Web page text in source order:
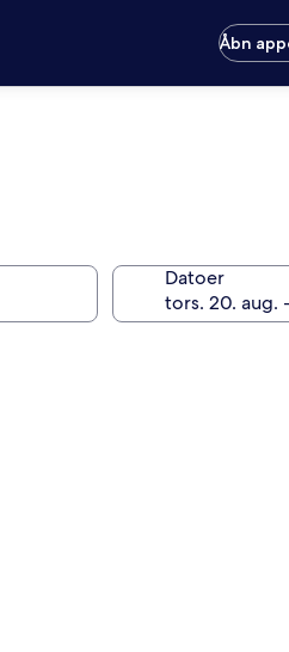
Åbn
Datoer